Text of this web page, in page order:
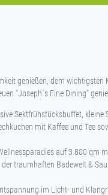
genießen, dem wichtigsten
"Joseph´s Fine Dining"
Sektfrühstücksbuffet, kleine
mit Kaffee und Tee
auf 3.800 qm
traumhaften Badewelt &
im Licht- und